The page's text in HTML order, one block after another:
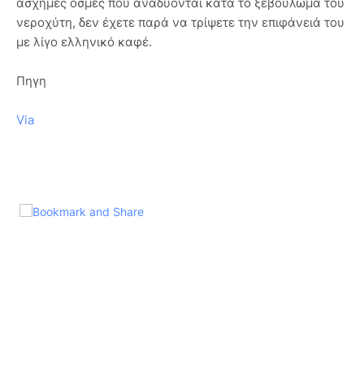
νεροχύτη, δεν έχετε παρά να τρίψετε την επιφάνειά του
με λίγο ελληνικό καφέ.
Πηγη
Via